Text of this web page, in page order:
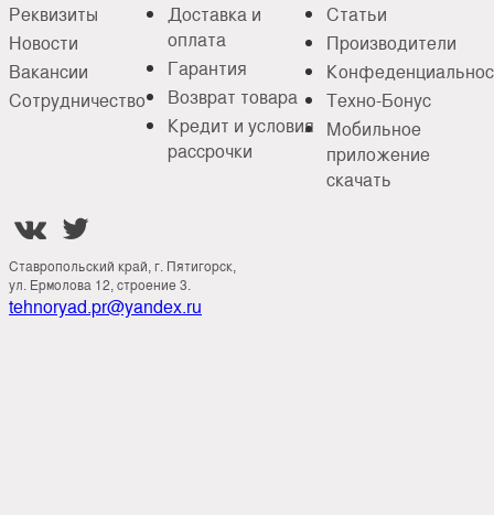
Реквизиты
Новости
Вакансии
Сотрудничество
Доставка и
оплата
Гарантия
Возврат товара
Кредит и условия
рассрочки
Статьи
Производители
Техно-Бонус
Мобильное
приложение
скачать
 
Ставропольский край, г. Пятигорск,
ул. Ермолова 12, строение 3.
tehnoryad.pr@yandex.ru